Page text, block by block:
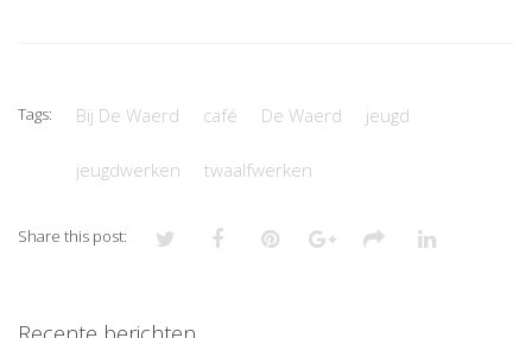
Tags: Bij De Waerd café De Waerd jeugd
jeugdwerken twaalfwerken
Share this post: